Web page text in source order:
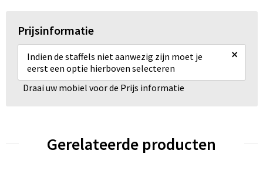
Prijsinformatie
Indien de staffels niet aanwezig zijn moet je
eerst een optie hierboven selecteren
×
Draai uw mobiel voor de Prijs informatie
Gerelateerde producten